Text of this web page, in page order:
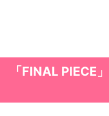
「FINAL PIECE